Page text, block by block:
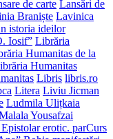
de carte Lansări de
Braniște Lavinica
istoria ideilor
Iosif” Librăria
Humanitas de la
Humanitas
Libris libris.ro
Litera Liviu Jicman
Ludmila Ulițkaia
Yousafzai
erotic. parCurs